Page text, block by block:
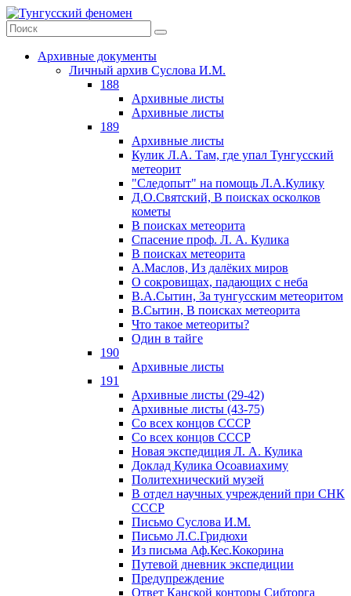
Архивные документы
Личный архив Суслова И.М.
188
Архивные листы
Архивные листы
189
Архивные листы
Кулик Л.А. Там, где упал Тунгусский
метеорит
"Следопыт" на помощь Л.А.Кулику
Д.О.Святский, В поисках осколков
кометы
В поисках метеорита
Спасение проф. Л. А. Кулика
В поисках метеорита
А.Маслов, Из далёких миров
О сокровищах, падающих с неба
В.А.Сытин, За тунгусским метеоритом
В.Сытин, В поисках метеорита
Что такое метеориты?
Один в тайге
190
Архивные листы
191
Архивные листы (29-42)
Архивные листы (43-75)
Со всех концов СССР
Со всех концов СССР
Новая экспедиция Л. А. Кулика
Доклад Кулика Осоавиахиму
Политехнический музей
В отдел научных учреждений при СНК
СССР
Письмо Суслова И.М.
Письмо Л.С.Гридюхи
Из письма Аф.Кес.Кокорина
Путевой дневник экспедиции
Предупреждение
Ответ Канской конторы Сибторга